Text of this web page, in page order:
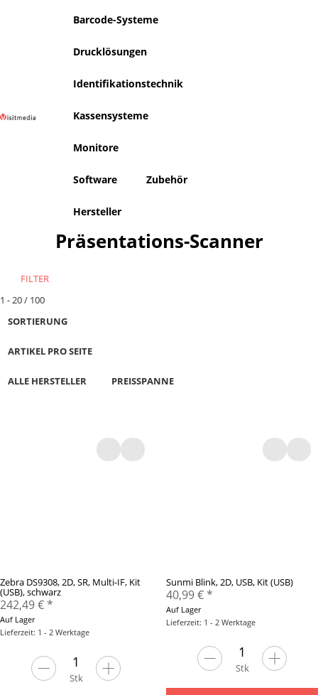
Barcode-Systeme
Drucklösungen
Identifikationstechnik
Kassensysteme
Monitore
Software Zubehör
Hersteller
Präsentations-Scanner
FILTER
1 - 20 / 100
SORTIERUNG
ARTIKEL PRO SEITE
ALLE HERSTELLER PREISSPANNE
Zebra DS9308, 2D, SR, Multi-IF, Kit
(USB), schwarz
242,49 €*
Auf Lager
Lieferzeit: 1 - 2 Werktage
Stk
Sunmi Blink, 2D, USB, Kit (USB)
40,99 €*
Auf Lager
Lieferzeit: 1 - 2 Werktage
Stk